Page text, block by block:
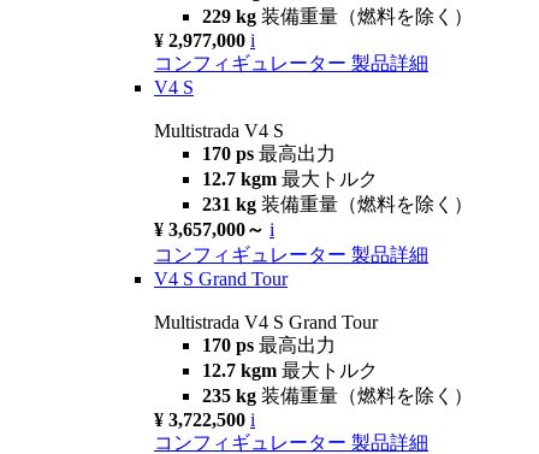
229 kg 装備重量（燃料を除く）
¥ 2,977,000 i
コンフィギュレーター 製品詳細
V4 S
Multistrada V4 S
170 ps 最高出力
12.7 kgm 最大トルク
231 kg 装備重量（燃料を除く）
¥ 3,657,000～ i
コンフィギュレーター 製品詳細
V4 S Grand Tour
Multistrada V4 S Grand Tour
170 ps 最高出力
12.7 kgm 最大トルク
235 kg 装備重量（燃料を除く）
¥ 3,722,500 i
コンフィギュレーター 製品詳細